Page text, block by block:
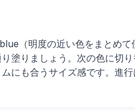
（明度の近い色をまとめて
塗りましょう。次の色に切
にも合うサイズ感です。進